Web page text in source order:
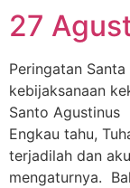
27
Peringatan
kebijaksanaan
Santo Agustinus
Engkau tahu,
terjadilah dan
mengaturnya.